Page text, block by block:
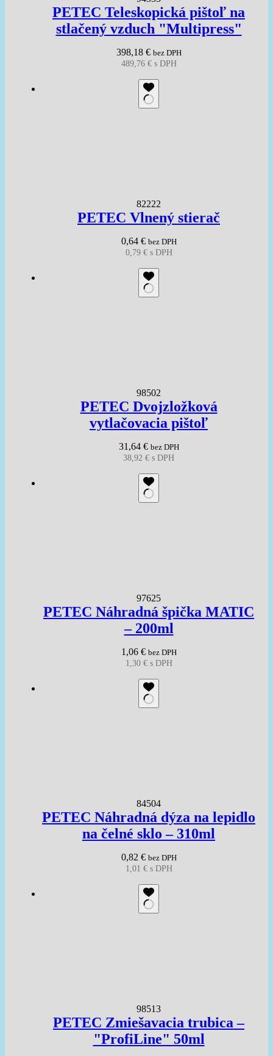
PETEC Teleskopická pištoľ na
stlačený vzduch "Multipress"
398,18 € bez DPH
489,76 €s DPH
82222
PETEC Vlnený stierač
0,64 € bez DPH
0,79 €s DPH
98502
PETEC Dvojzložková
vytlačovacia pištoľ
31,64 € bez DPH
38,92 € s DPH
97625
PETEC Náhradná špička MATIC
– 200ml
1,06 € bez DPH
1,30 €s DPH
84504
PETEC Náhradná dýza na lepidlo
na čelné sklo – 310ml
0,82 € bez DPH
1,01 €s DPH
98513
PETEC Zmiešavacia trubica –
"ProfiLine" 50ml